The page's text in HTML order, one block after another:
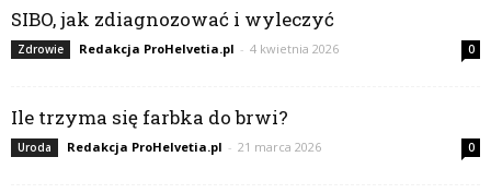
SIBO, jak zdiagnozować i wyleczyć
Zdrowie Redakcja ProHelvetia.pl - 4 kwietnia 2026 0
Ile trzyma się farbka do brwi?
Uroda Redakcja ProHelvetia.pl - 21 marca 2026 0